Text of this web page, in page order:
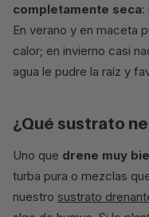
completamente seca:
En verano y en maceta
calor; en invierno casi
agua le pudre la raíz y
¿qué sustrato
Uno que drene muy
turba pura o mezclas
nuestro sustrato